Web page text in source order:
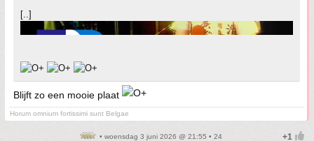
[..]
Blijft zo een mooie plaat
Horum omnium fortissimi sunt Belgae
• woensdag 3 juni 2026 @ 21:55 • 24